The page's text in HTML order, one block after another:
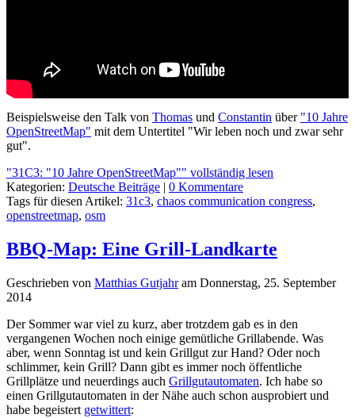
Beispielsweise den Talk von Thomas und Constantin über "10 Jahre
OpenStreetMap" mit dem Untertitel "Wir leben noch und zwar sehr
gut".
"31C3: "10 Jahre OpenStreetMap"" vollständig lesen
Kategorien: Deutsche Beiträge | 0 Kommentare
Tags für diesen Artikel: 31c3, chaos communication congress,
openstreetmap, osm
BBQ-Map: Eine Grill-Landkarte
Geschrieben von Matthias Gutjahram Donnerstag, 25. September
2014
Der Sommer war viel zu kurz, aber trotzdem gab es in den
vergangenen Wochen noch einige gemütliche Grillabende. Was
aber, wenn Sonntag ist und kein Grillgut zur Hand? Oder noch
schlimmer, kein Grill? Dann gibt es immer noch öffentliche
Grillplätze und neuerdings auch Grillgutautomaten. Ich habe so
einen Grillgutautomaten in der Nähe auch schon ausprobiert und
habe begeistert getwittert: